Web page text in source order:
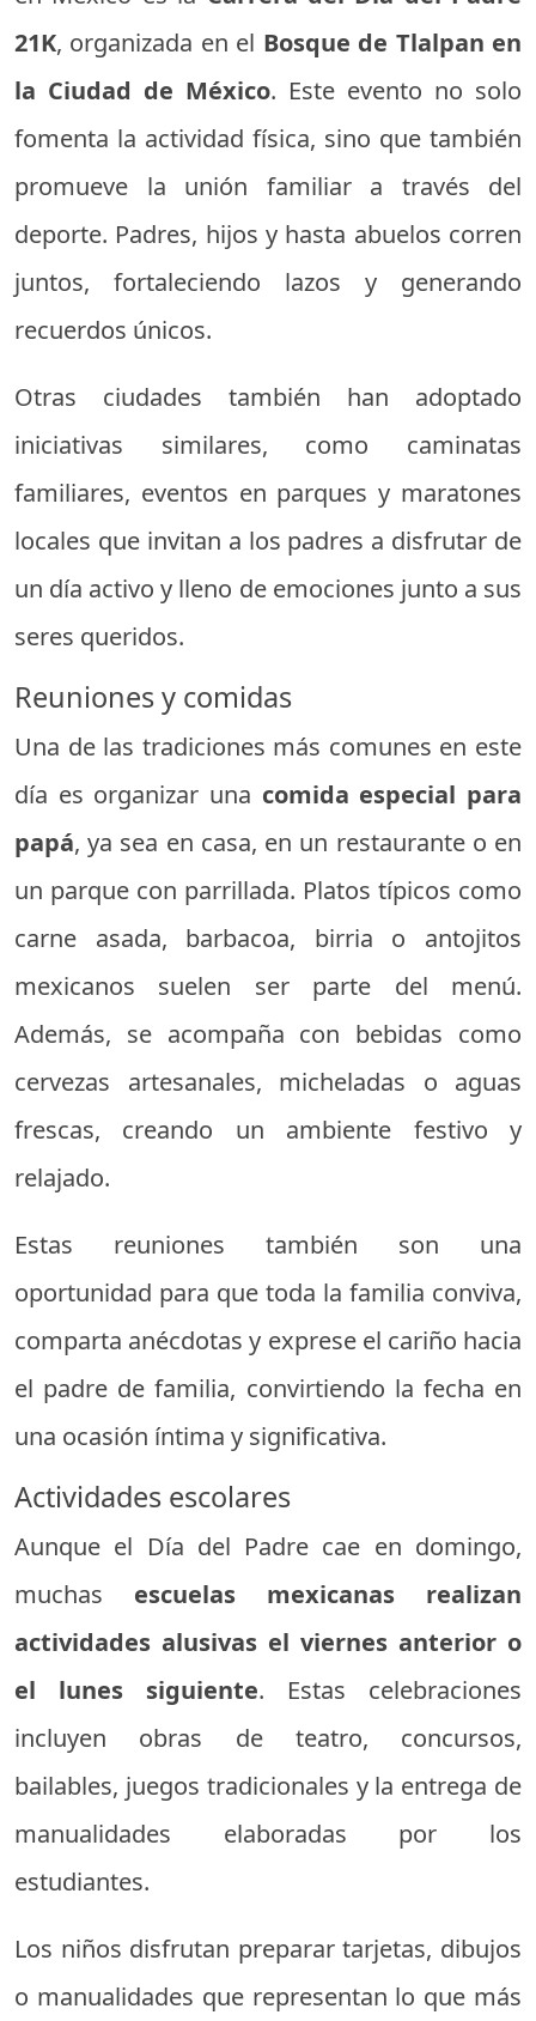
21K, organizada en el Bosque de Tlalpan en
la Ciudad de México. Este evento no solo
fomenta la actividad física, sino que también
promueve la unión familiar a través del
deporte. Padres, hijos y hasta abuelos corren
juntos, fortaleciendo lazos y generando
recuerdos únicos.
Otras ciudades también han adoptado
iniciativas similares, como caminatas
familiares, eventos en parques y maratones
locales que invitan a los padres a disfrutar de
un día activo y lleno de emociones junto a sus
seres queridos.
Reuniones y comidas
Una de las tradiciones más comunes en este
día es organizar una comida especial para
papá, ya sea en casa, en un restaurante o en
un parque con parrillada. Platos típicos como
carne asada, barbacoa, birria o antojitos
mexicanos suelen ser parte del menú.
Además, se acompaña con bebidas como
cervezas artesanales, micheladas o aguas
frescas, creando un ambiente festivo y
relajado.
Estas reuniones también son una
oportunidad para que toda la familia conviva,
comparta anécdotas y exprese el cariño hacia
el padre de familia, convirtiendo la fecha en
una ocasión íntima y significativa.
Actividades escolares
Aunque el Día del Padre cae en domingo,
muchas escuelas mexicanas realizan
actividades alusivas el viernes anterior o
el lunes siguiente. Estas celebraciones
incluyen obras de teatro, concursos,
bailables, juegos tradicionales y la entrega de
manualidades elaboradas por los
estudiantes.
Los niños disfrutan preparar tarjetas, dibujos
o manualidades que representan lo que más